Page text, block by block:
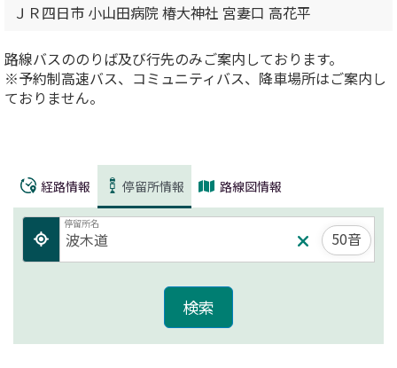
ＪＲ四日市 小山田病院 椿大神社 宮妻口 高花平
路線バスののりば及び行先のみご案内しております。
※予約制高速バス、コミュニティバス、降車場所はご案内し
ておりません。
経路情報 停留所情報 路線図情報
停留所名
50音